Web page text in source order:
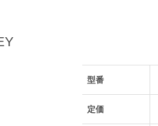
型番
定価